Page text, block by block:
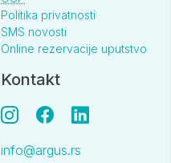
Politika privatnosti
SMS novosti
Online rezervacije uputstvo
Kontakt
info@argus.rs